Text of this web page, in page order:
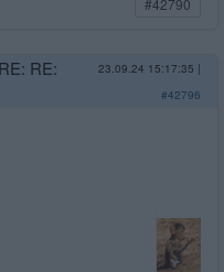
RE: RE: 23.09.24 15:17:35 |
#42796